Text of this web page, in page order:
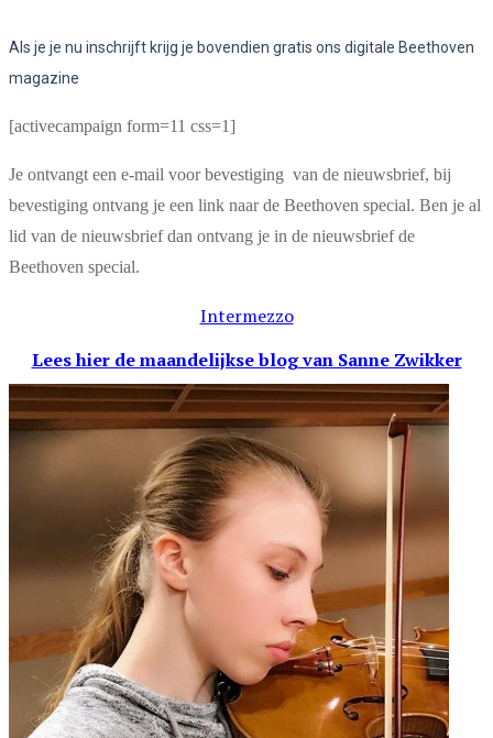
Als je je nu inschrijft krijg je bovendien gratis ons digitale Beethoven
magazine
[activecampaign form=11 css=1]
Je ontvangt een e-mail voor bevestiging van de nieuwsbrief, bij
bevestiging ontvang je een link naar de Beethoven special. Ben je al
lid van de nieuwsbrief dan ontvang je in de nieuwsbrief de
Beethoven special.
Intermezzo
Lees hier de maandelijkse blogvan Sanne Zwikker